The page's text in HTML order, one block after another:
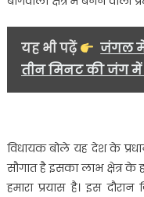
यह भी पढ़ें
जंगल में
तीन मिनट की जंग में
विधायक बोले यह देश के
सौगात है इसका लाभ क्षेत्र के
हमारा प्रयास है। इस